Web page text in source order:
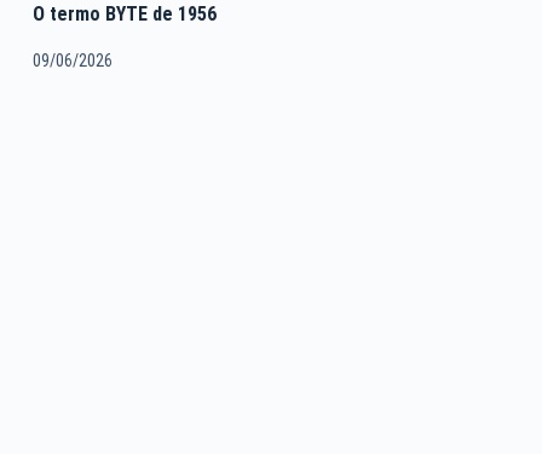
O termo BYTE de 1956
09/06/2026